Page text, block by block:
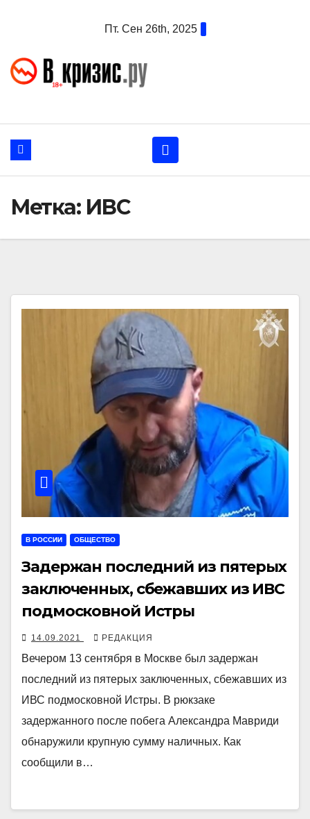
Пт. Сен 26th, 2025
Метка: ИВС
В РОССИИ ОБЩЕСТВО
Задержан последний из пятерых
заключенных, сбежавших из ИВС
подмосковной Истры
14.09.2021 РЕДАКЦИЯ
Вечером 13 сентября в Москве был задержан
последний из пятерых заключенных, сбежавших из
ИВС подмосковной Истры. В рюкзаке
задержанного после побега Александра Мавриди
обнаружили крупную сумму наличных. Как
сообщили в…